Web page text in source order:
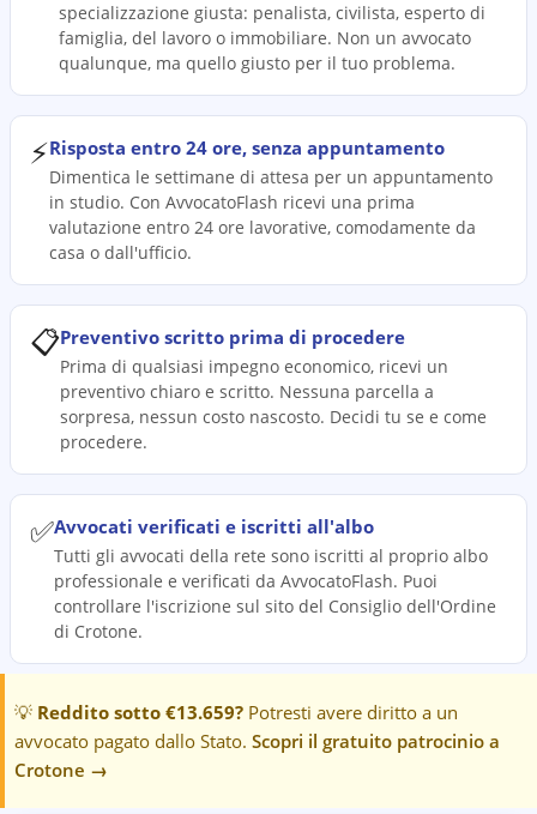
specializzazione giusta: penalista, civilista, esperto di
famiglia, del lavoro o immobiliare. Non un avvocato
qualunque, ma quello giusto per il tuo problema.
⚡Risposta entro 24 ore, senza appuntamento
Dimentica le settimane di attesa per un appuntamento
in studio. Con AvvocatoFlash ricevi una prima
valutazione entro 24 ore lavorative, comodamente da
casa o dall'ufficio.
📋Preventivo scritto prima di procedere
Prima di qualsiasi impegno economico, ricevi un
preventivo chiaro e scritto. Nessuna parcella a
sorpresa, nessun costo nascosto. Decidi tu se e come
procedere.
✅Avvocati verificati e iscritti all'albo
Tutti gli avvocati della rete sono iscritti al proprio albo
professionale e verificati da AvvocatoFlash. Puoi
controllare l'iscrizione sul sito del Consiglio dell'Ordine
di Crotone.
💡 Reddito sotto €13.659? Potresti avere diritto a un
avvocato pagato dallo Stato. Scopri il gratuito patrocinio a
Crotone →